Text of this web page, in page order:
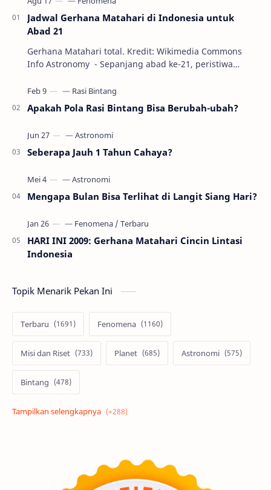
Jadwal Gerhana Matahari di Indonesia untuk
Abad 21
Gerhana Matahari total. Kredit: Wikimedia Commons
Info Astronomy - Sepanjang abad ke-21, peristiwa
Apakah Pola Rasi Bintang Bisa Berubah-ubah?
Seberapa Jauh 1 Tahun Cahaya?
Mengapa Bulan Bisa Terlihat di Langit Siang Hari?
HARI INI 2009: Gerhana Matahari Cincin Lintasi
Indonesia
Topik Menarik Pekan Ini
Terbaru Fenomena
Misi dan Riset Planet Astronomi
Bintang
Alam semesta Galaksi
Tata Surya Hype